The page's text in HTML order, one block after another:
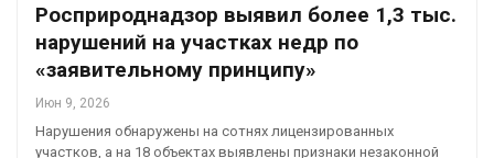
Росприроднадзор выявил более 1,3 тыс.
нарушений на участках недр по
«заявительному принципу»
Июн 9, 2026
Нарушения обнаружены на сотнях лицензированных
участков, а на 18 объектах выявлены признаки незаконной